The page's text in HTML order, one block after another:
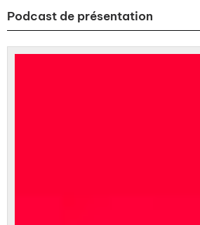
Podcast de présentation